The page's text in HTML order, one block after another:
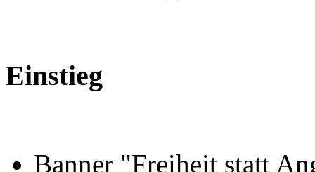
Einstieg
Banner "Freiheit statt